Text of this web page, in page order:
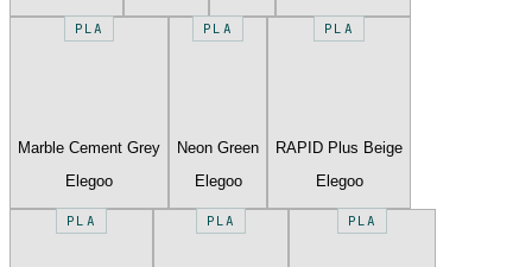
PLA
Marble Cement Grey
Elegoo
PLA
Neon Green
Elegoo
PLA
RAPID Plus Beige
Elegoo
PLA PLA PLA